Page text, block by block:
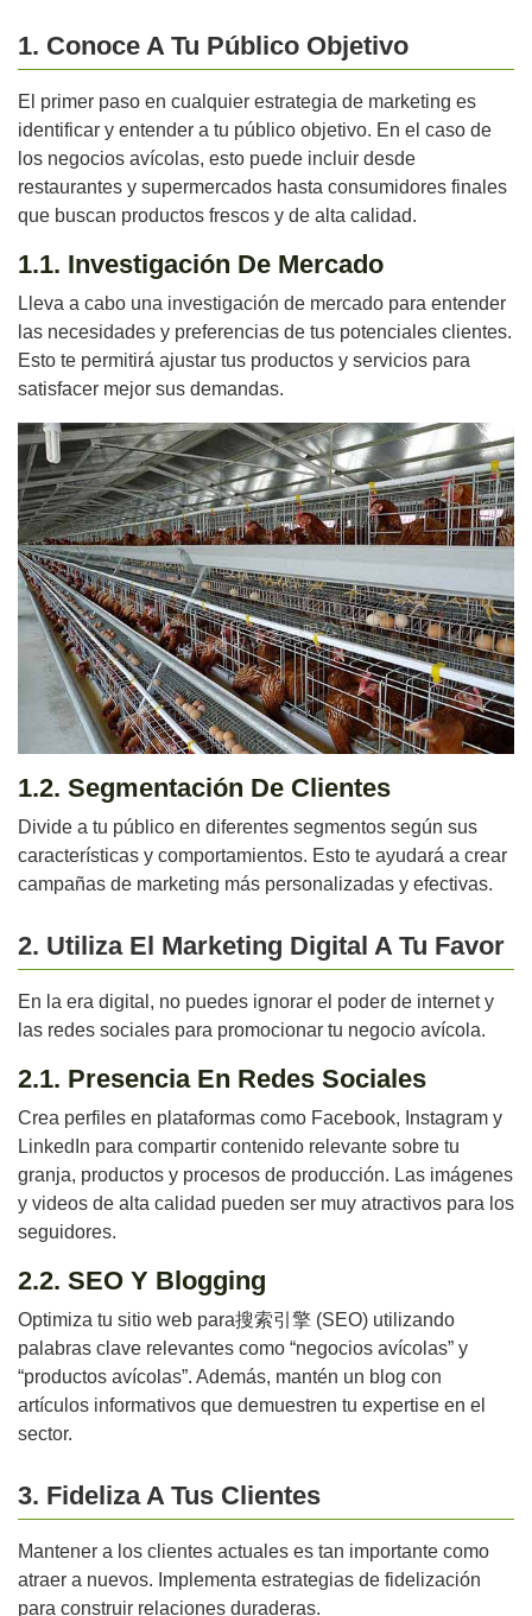
1. Conoce A Tu Público Objetivo
El primer paso en cualquier estrategia de marketing es
identificar y entender a tu público objetivo. En el caso de
los negocios avícolas, esto puede incluir desde
restaurantes y supermercados hasta consumidores finales
que buscan productos frescos y de alta calidad.
1.1. Investigación De Mercado
Lleva a cabo una investigación de mercado para entender
las necesidades y preferencias de tus potenciales clientes.
Esto te permitirá ajustar tus productos y servicios para
satisfacer mejor sus demandas.
1.2. Segmentación De Clientes
Divide a tu público en diferentes segmentos según sus
características y comportamientos. Esto te ayudará a crear
campañas de marketing más personalizadas y efectivas.
2. Utiliza El Marketing Digital A Tu Favor
En la era digital, no puedes ignorar el poder de internet y
las redes sociales para promocionar tu negocio avícola.
2.1. Presencia En Redes Sociales
Crea perfiles en plataformas como Facebook, Instagram y
LinkedIn para compartir contenido relevante sobre tu
granja, productos y procesos de producción. Las imágenes
y videos de alta calidad pueden ser muy atractivos para los
seguidores.
2.2. SEO Y Blogging
Optimiza tu sitio web para搜索引擎 (SEO) utilizando
palabras clave relevantes como “negocios avícolas” y
“productos avícolas”. Además, mantén un blog con
artículos informativos que demuestren tu expertise en el
sector.
3. Fideliza A Tus Clientes
Mantener a los clientes actuales es tan importante como
atraer a nuevos. Implementa estrategias de fidelización
para construir relaciones duraderas.